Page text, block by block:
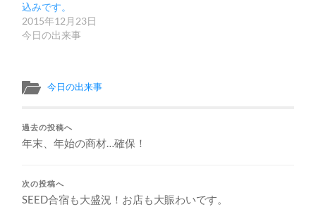
込みです。
2015年12月23日
今日の出来事
今日の出来事
過去の投稿へ
年末、年始の商材…確保！
次の投稿へ
SEED合宿も大盛況！お店も大賑わいです。